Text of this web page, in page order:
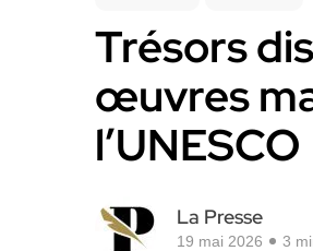
Trésors
œuvres
l’UNESCO
La Presse
19 mai 2026 3